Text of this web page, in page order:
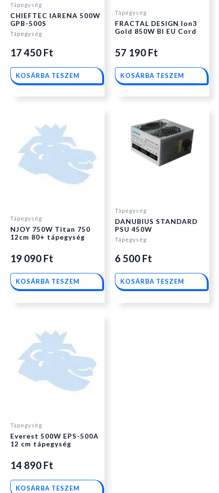
Tápegység
CHIEFTEC IARENA 500W
GPB-500S
Tápegység
17 450 Ft
KOSÁRBA TESZEM
Tápegység
FRACTAL DESIGN Ion3
Gold 850W Bl EU Cord
57 190 Ft
KOSÁRBA TESZEM
Tápegység
NJOY 750W Titan 750
12cm 80+ tápegység
19 090 Ft
KOSÁRBA TESZEM
Tápegység
DANUBIUS STANDARD
PSU 450W
Tápegység
6 500 Ft
KOSÁRBA TESZEM
Tápegység
Everest 500W EPS-500A
12 cm tápegység
14 890 Ft
KOSÁRBA TESZEM